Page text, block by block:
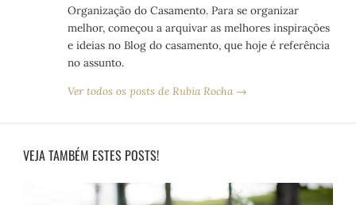
Organização do Casamento. Para se organizar
melhor, começou a arquivar as melhores inspirações
e ideias no Blog do casamento, que hoje é referência
no assunto.
Ver todos os posts de Rubia Rocha →
VEJA TAMBÉM ESTES POSTS!